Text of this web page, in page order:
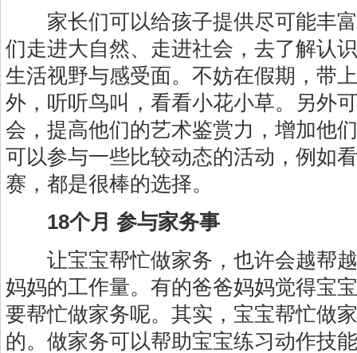
家长们可以给孩子提供尽可能丰富
们走进大自然、走进社会，去了解认
生活视野与感受面。不妨在假期，带
外，听听鸟叫，看看小花小草。另外
会，提高他们的艺术鉴赏力，增加他
可以参与一些比较动态的活动，例如
赛，都是很棒的选择。
18个月 参与家务事
让宝宝帮忙做家务，也许会越帮越
妈妈的工作量。有的爸爸妈妈觉得宝
要帮忙做家务呢。其实，宝宝帮忙做
的。做家务可以帮助宝宝练习动作技